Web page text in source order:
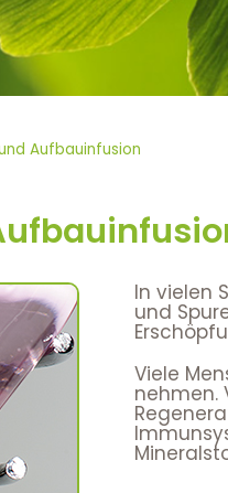
Aufbauinfusion
In vielen
und
Viele
nehmen.